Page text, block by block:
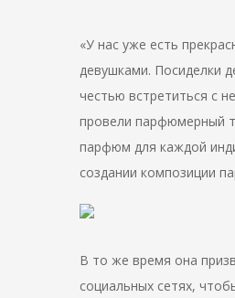
«У нас уже есть
девушками. Посиделки
честью встретиться с
провели парфюмерный
парфюм для каждой
создании композиции
В то же время она
социальных сетях,